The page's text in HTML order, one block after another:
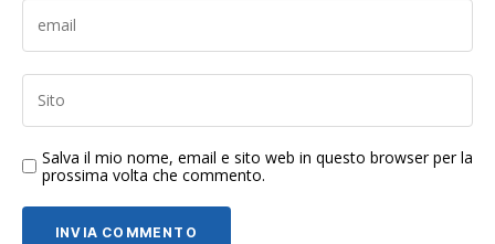
Salva il mio nome, email e sito web in questo browser per la
prossima volta che commento.